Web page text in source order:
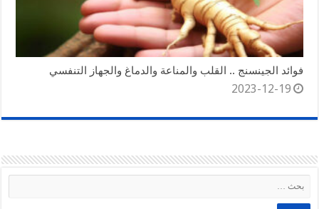
فوائد الجينسنج .. القلب والمناعة والدماغ والجهاز التنفسي
2023-12-19